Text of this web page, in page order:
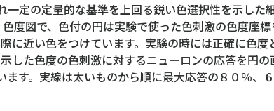
定の定量的な基準を上回る鋭い色選択性を示した
度図で、色付の円は実験で使った色刺激の色度座標
に近い色をつけています。実験の時には正確に色度
した色度の色刺激に対するニューロンの応答を円の
す。実線は太いものから順に最大応答の８０％、６